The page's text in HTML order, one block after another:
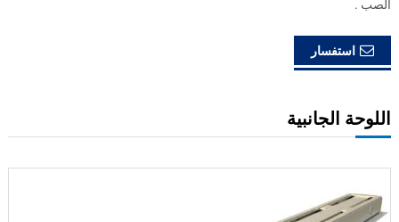
الصب .
استفسار
اللوحة الجانبية